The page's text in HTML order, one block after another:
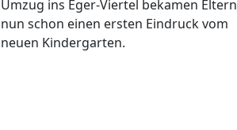
Umzug ins Eger-Viertel bekamen Eltern
nun schon einen ersten Eindruck vom
neuen Kindergarten.